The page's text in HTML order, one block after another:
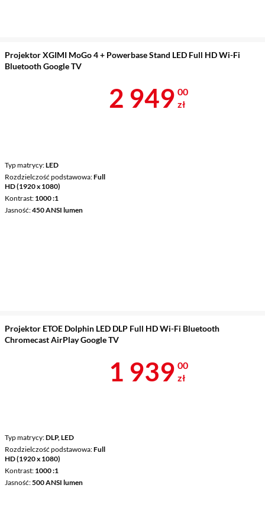
Projektor XGIMI MoGo 4 + Powerbase Stand LED Full HD Wi-Fi
Bluetooth Google TV
Typ matrycy LED
Rozdzielczość podstawowa Full
HD (1920 x 1080)
Kontrast 1000 :1
Jasność 450 ANSI lumen
Cena 2 949 zł
2 949 00
zł
Projektor ETOE Dolphin LED DLP Full HD Wi-Fi Bluetooth
Chromecast AirPlay Google TV
Typ matrycy DLP, LED
Rozdzielczość podstawowa Full
HD (1920 x 1080)
Kontrast 1000 :1
Jasność 500 ANSI lumen
Cena 1 939 zł
1 939 00
zł